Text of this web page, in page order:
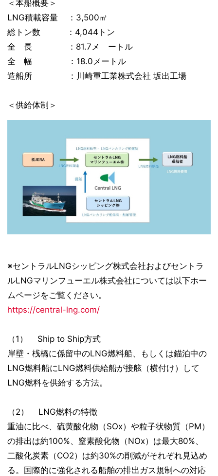
＜本船概要＞
LNG積載容量 ：3,500㎥
総トン数 ：4,044トン
全 長 ：81.7メ ートル
全 幅 ：18.0メートル
造船所 ：川崎重工業株式会社 坂出工場
＜供給体制＞
※セントラルLNGシッピング株式会社およびセントラ
ルLNGマリンフューエル株式会社については以下ホー
ムページをご覧ください。
https://central-lng.com/
（1） Ship to Ship方式
岸壁・桟橋に係留中のLNG燃料船、もしくは錨泊中の
LNG燃料船にLNG燃料供給船が接舷（横付け）して
LNG燃料を供給する方法。
（2） LNG燃料の特徴
重油に比べ、硫黄酸化物（SOx）や粒子状物質（PM）
の排出は約100%、窒素酸化物（NOx）は最大80%、
二酸化炭素（CO2）は約30%の削減がそれぞれ見込め
る。国際的に強化される船舶の排出ガス規制への対応